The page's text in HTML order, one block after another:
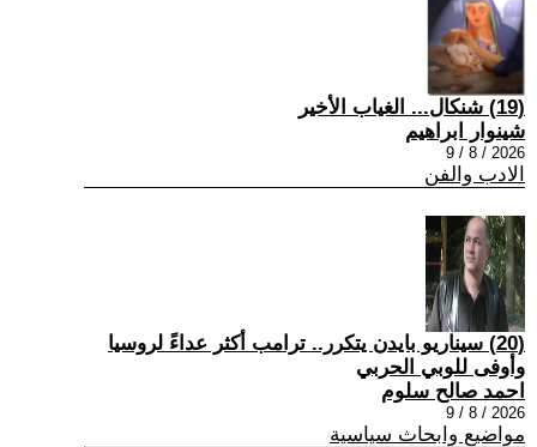
(19) شنكال... الغياب الأخير
شينوار ابراهيم
2026 / 8 / 9
الادب والفن
(20) سيناريو بايدن يتكرر.. ترامب أكثر عداءً لروسيا
وأوفى للوبي الحربي
احمد صالح سلوم
2026 / 8 / 9
مواضيع وابحاث سياسية